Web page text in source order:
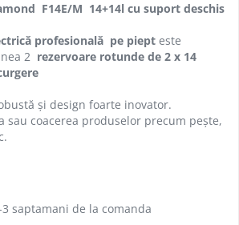
F14E/M 14+14l cu suport deschis
profesională pe piept este
2 rezervoare rotunde de 2 x 14
și design foarte inovator.
sau coacerea produselor precum pește,
3 saptamani de la comanda